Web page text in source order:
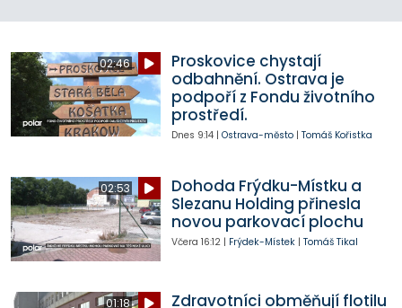
02:46
Proskovice chystají
odbahnění. Ostrava je
podpoří z Fondu životního
prostředí.
Dnes 9:14| Ostrava-město| Tomáš Kořistka
02:53
Dohoda Frýdku-Místku a
Slezanu Holding přinesla
novou parkovací plochu
Včera 16:12| Frýdek-Místek| Tomáš Tikal
01:18
Zdravotníci obměňují flotilu